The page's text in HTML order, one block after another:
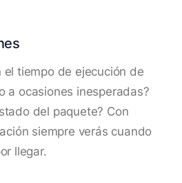
el tiempo de ejecución de
a ocasiones inesperadas?
del paquete? Con
siempre verás cuando
llegar.